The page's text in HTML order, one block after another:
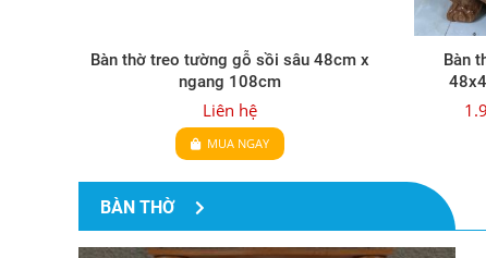
Bàn thờ treo tường gỗ sồi sâu 48cm x
ngang 108cm
Liên hệ
MUA NGAY
Bàn
BÀN THỜ